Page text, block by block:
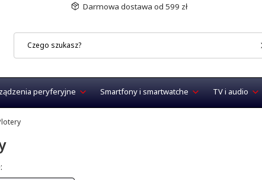
Darmowa dostawa od 599 zł
peryferyjne Smartfony i smartwatche TV i audio